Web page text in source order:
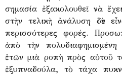
σημασία ἐξακολουθεῖ νὰ
στὴν τελικὴ ἀνάλυση δὲν
περισσότερες φορές.
ἀπὸ τὴν
ἐτῶν μιὰ ροπὴ πρὸς αὐτοῦ
ἐξυπναδούλα, τὸ τάχα